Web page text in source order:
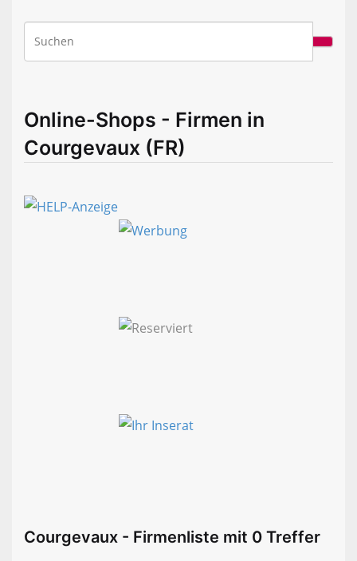
Online-Shops - Firmen in
Courgevaux (FR)
Courgevaux - Firmenliste mit 0 Treffer